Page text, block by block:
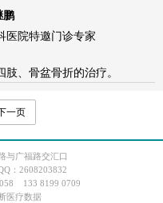
鹏
医院特邀门诊专家
肢、骨盆骨折的治疗。
一页
与广福路交汇口
：2608203832
133 8199 0709
医疗数据